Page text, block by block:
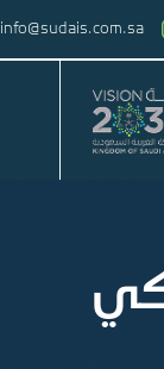
info@sudais.com.sa